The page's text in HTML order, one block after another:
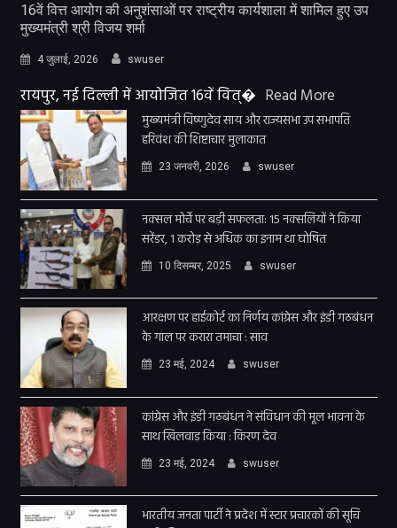
16वें वित्त आयोग की अनुशंसाओं पर राष्ट्रीय कार्यशाला में शामिल हुए उप
मुख्यमंत्री श्री विजय शर्मा
4 जुलाई, 2026 swuser
रायपुर, नई दिल्ली में आयोजित 16वें वित्� Read More
मुख्यमंत्री विष्णुदेव साय और राज्यसभा उप सभापति
हरिवंश की शिष्टाचार मुलाकात
23 जनवरी, 2026 swuser
नक्सल मोर्चे पर बड़ी सफलता: 15 नक्सलियों ने किया
सरेंडर, 1 करोड़ से अधिक का इनाम था घोषित
10 दिसम्बर, 2025 swuser
आरक्षण पर हाईकोर्ट का निर्णय कांग्रेस और इंडी गठबंधन
के गाल पर करारा तमाचा : साव
23 मई, 2024 swuser
कांग्रेस और इंडी गठबंधन ने संविधान की मूल भावना के
साथ खिलवाड़ किया : किरण देव
23 मई, 2024 swuser
भारतीय जनता पार्टी ने प्रदेश में स्टार प्रचारकों की सूचि